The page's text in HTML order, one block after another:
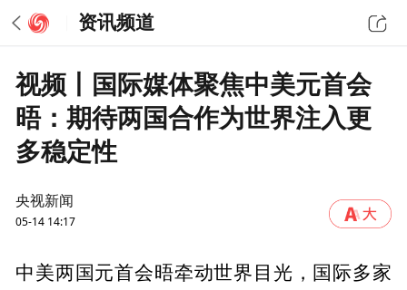
资讯频道
视频丨国际媒体聚焦中美元首会
晤：期待两国合作为世界注入更
多稳定性
央视新闻
05-14 14:17
中美两国元首会晤牵动世界目光，国际多家